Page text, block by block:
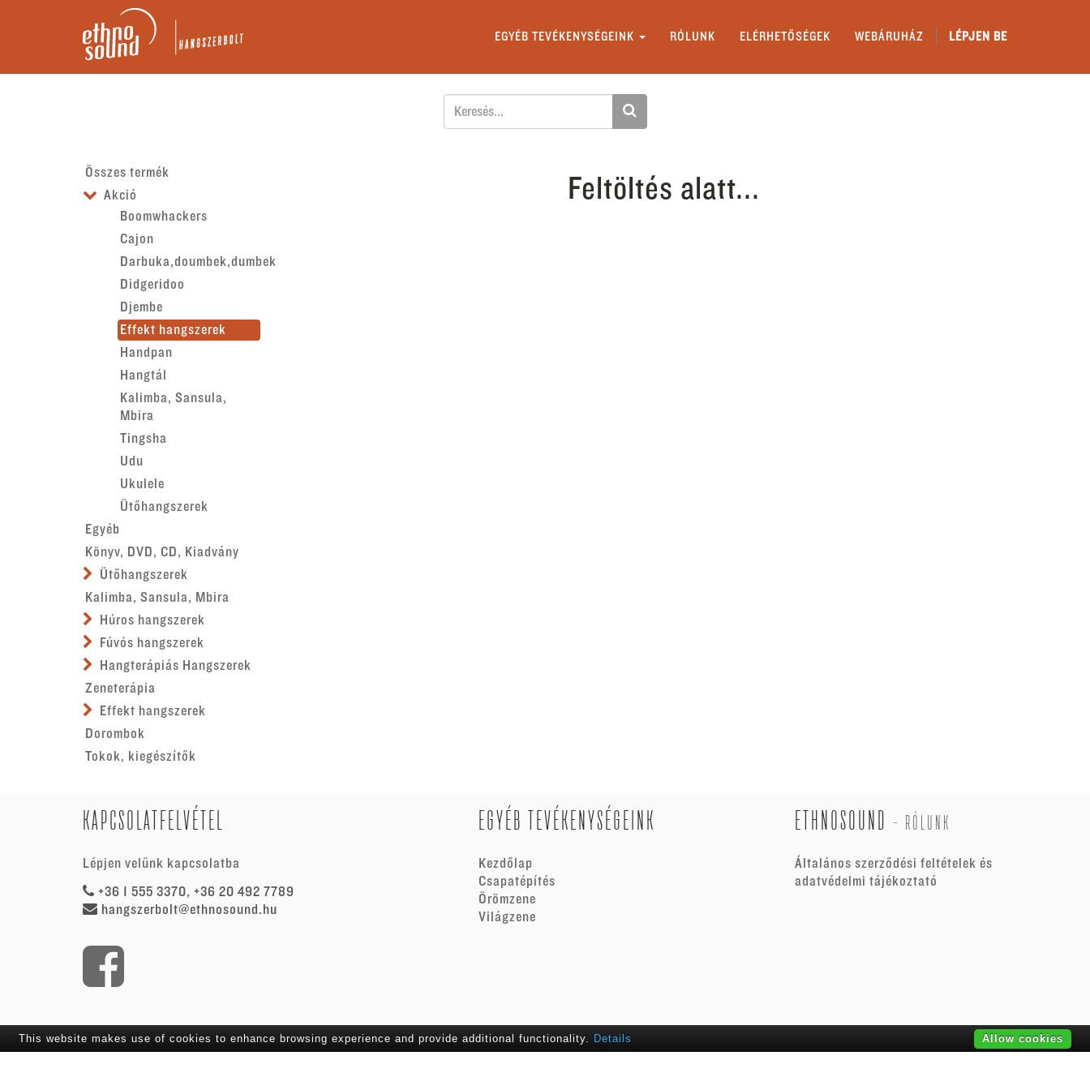
EGYÉB TEVÉKENYSÉGEINK RÓLUNK ELÉRHETŐSÉGEK WEBÁRUHÁZ LÉPJEN BE
Összes termék
Akció
Boomwhackers
Cajon
Darbuka,doumbek,dumbek
Didgeridoo
Djembe
Effekt hangszerek
Handpan
Hangtál
Kalimba, Sansula,
Mbira
Tingsha
Udu
Ukulele
Ütőhangszerek
Egyéb
Könyv, DVD, CD, Kiadvány
Ütőhangszerek
Kalimba, Sansula, Mbira
Húros hangszerek
Fúvós hangszerek
Hangterápiás Hangszerek
Zeneterápia
Effekt hangszerek
Dorombok
Tokok, kiegészítők
Feltöltés alatt...
KAPCSOLATFELVÉTEL
Lépjen velünk kapcsolatba
+36 1 555 3370, +36 20 492 7789
hangszerbolt@ethnosound.hu
EGYÉB TEVÉKENYSÉGEINK
Kezdőlap
Csapatépítés
Örömzene
Világzene
ETHNOSOUND - RÓLUNK
Általános szerződési feltételek és
adatvédelmi tájékoztató
Copyright ©Ethnosound
This website makes use of cookies to enhance browsing experience and provide additional functionality. Details Allow cookies